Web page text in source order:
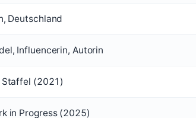
Deutschland
Influencerin, Autorin
Staffel (2021)
in Progress (2025)